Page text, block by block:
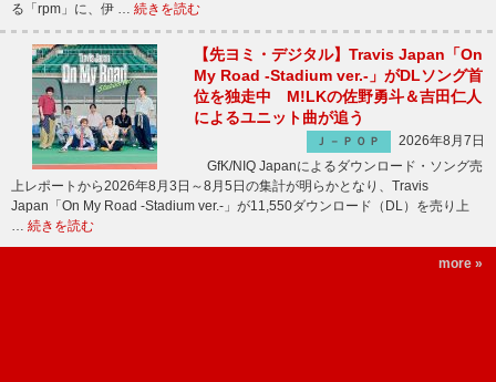
る「rpm」に、伊 … 続きを読む
【先ヨミ・デジタル】Travis Japan「On
My Road -Stadium ver.-」がDLソング首
位を独走中 M!LKの佐野勇斗＆吉田仁人
によるユニット曲が追う
Ｊ－ＰＯＰ
2026年8月7日
GfK/NIQ Japanによるダウンロード・ソング売
上レポートから2026年8月3日～8月5日の集計が明らかとなり、Travis
Japan「On My Road -Stadium ver.-」が11,550ダウンロード（DL）を売り上
… 続きを読む
more »